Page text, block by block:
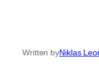
Written byNiklas